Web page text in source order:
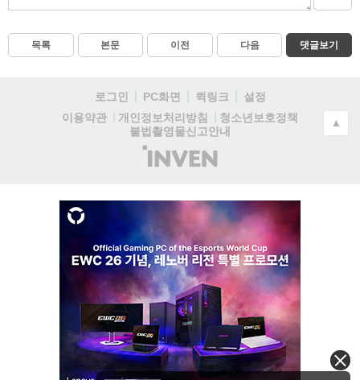
목록 본문 이전 다음 댓글보기
로그인 PC화면 퀵링크
설정
이용약관
개인정보처리방침
청소년보호정책
불법촬영물신고안내
(주)
인
▲